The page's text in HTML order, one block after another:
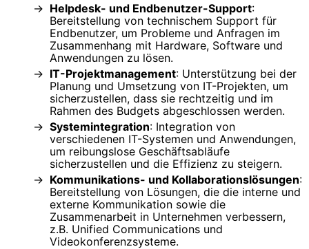
Helpdesk- und Endbenutzer-Support:
Bereitstellung von technischem Support für
Endbenutzer, um Probleme und Anfragen im
Zusammenhang mit Hardware, Software und
Anwendungen zu lösen.
IT-Projektmanagement: Unterstützung bei der
Planung und Umsetzung von IT-Projekten, um
sicherzustellen, dass sie rechtzeitig und im
Rahmen des Budgets abgeschlossen werden.
Systemintegration: Integration von
verschiedenen IT-Systemen und Anwendungen,
um reibungslose Geschäftsabläufe
sicherzustellen und die Effizienz zu steigern.
Kommunikations- und Kollaborationslösungen:
Bereitstellung von Lösungen, die die interne und
externe Kommunikation sowie die
Zusammenarbeit in Unternehmen verbessern,
z.B. Unified Communications und
Videokonferenzsysteme.